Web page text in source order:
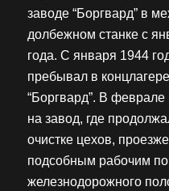
заводе “Боргвард” в
долбежном станке с
года. С января 1944
пребывал в
“Боргвард”. В
на завод, где
очистке цехов,
подсобным рабочим
железнодорожного